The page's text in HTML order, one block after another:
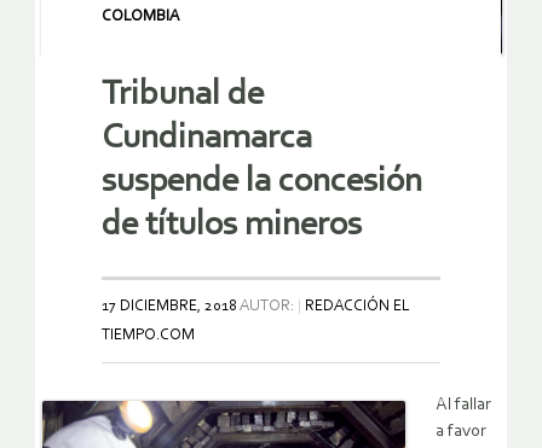
COLOMBIA
Tribunal de
Cundinamarca
suspende la concesión
de títulos mineros
17 DICIEMBRE, 2018 AUTOR:
REDACCIÓN EL
TIEMPO.COM
Al fallar
a favor